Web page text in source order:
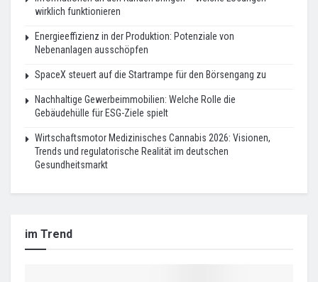
wirklich funktionieren
Energieeffizienz in der Produktion: Potenziale von
Nebenanlagen ausschöpfen
SpaceX steuert auf die Startrampe für den Börsengang zu
Nachhaltige Gewerbeimmobilien: Welche Rolle die
Gebäudehülle für ESG-Ziele spielt
Wirtschaftsmotor Medizinisches Cannabis 2026: Visionen,
Trends und regulatorische Realität im deutschen
Gesundheitsmarkt
im Trend